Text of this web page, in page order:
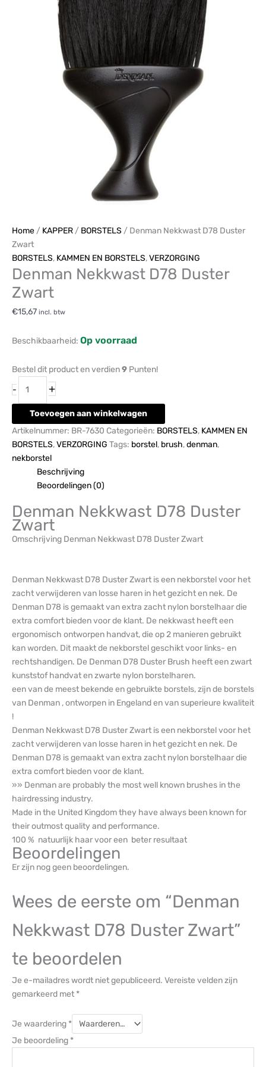
Home / KAPPER / BORSTELS / Denman Nekkwast D78 Duster
Zwart
BORSTELS, KAMMEN EN BORSTELS,VERZORGING
Denman Nekkwast D78 Duster
Zwart
€15,67 incl. btw
Beschikbaarheid: Op voorraad
Bestel dit product en verdien9 Punten!
- +
Toevoegen aan winkelwagen
Artikelnummer: BR-7630 Categorieën: BORSTELS, KAMMEN EN
BORSTELS,VERZORGING Tags: borstel, brush,denman,
nekborstel
Beschrijving
Beoordelingen (0)
Denman Nekkwast D78 Duster
Zwart
Omschrijving Denman Nekkwast D78 Duster Zwart
Denman Nekkwast D78 Duster Zwart is een nekborstel voor het
zacht verwijderen van losse haren in het gezicht en nek. De
Denman D78 is gemaakt van extra zacht nylon borstelhaar die
extra comfort bieden voor de klant. De nekkwast heeft een
ergonomisch ontworpen handvat, die op 2 manieren gebruikt
kan worden. Dit maakt de nekborstel geschikt voor links- en
rechtshandigen. De Denman D78 Duster Brush heeft een zwart
kunststof handvat en zwarte nylon borstelharen.
een van de meest bekende en gebruikte borstels, zijn de borstels
van Denman , ontworpen in Engeland en van superieure kwaliteit
!
Denman Nekkwast D78 Duster Zwart is een nekborstel voor het
zacht verwijderen van losse haren in het gezicht en nek. De
Denman D78 is gemaakt van extra zacht nylon borstelhaar die
extra comfort bieden voor de klant.
»» Denman are probably the most well known brushes in the
hairdressing industry.
Made in the United Kingdom they have always been known for
their outmost quality and performance.
100 % natuurlijk haar voor een beter resultaat
Beoordelingen
Er zijn nog geen beoordelingen.
Wees de eerste om “Denman
Nekkwast D78 Duster Zwart”
te beoordelen
Je e-mailadres wordt niet gepubliceerd. Vereiste velden zijn
gemarkeerd met *
Je waardering *
Je beoordeling *